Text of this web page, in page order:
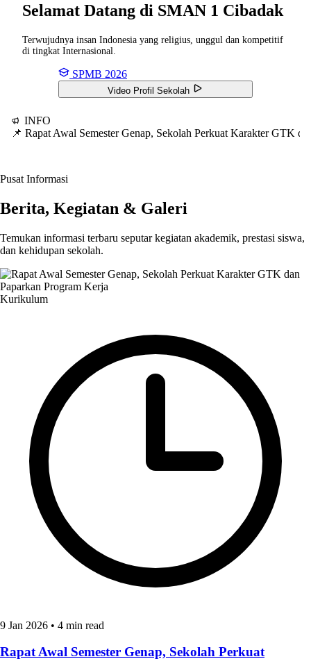
Selamat Datang di SMAN 1 Cibadak
Terwujudnya insan Indonesia yang religius, unggul dan kompetitif
di tingkat Internasional.
SPMB 2026
Video Profil Sekolah
INFO
📌 Rapat Awal Semester Genap, Sekolah Perkuat Karakter GTK
Pusat Informasi
Berita, Kegiatan & Galeri
Temukan informasi terbaru seputar kegiatan akademik, prestasi siswa,
dan kehidupan sekolah.
Kurikulum
9 Jan 2026 • 4 min read
Rapat Awal Semester Genap, Sekolah Perkuat